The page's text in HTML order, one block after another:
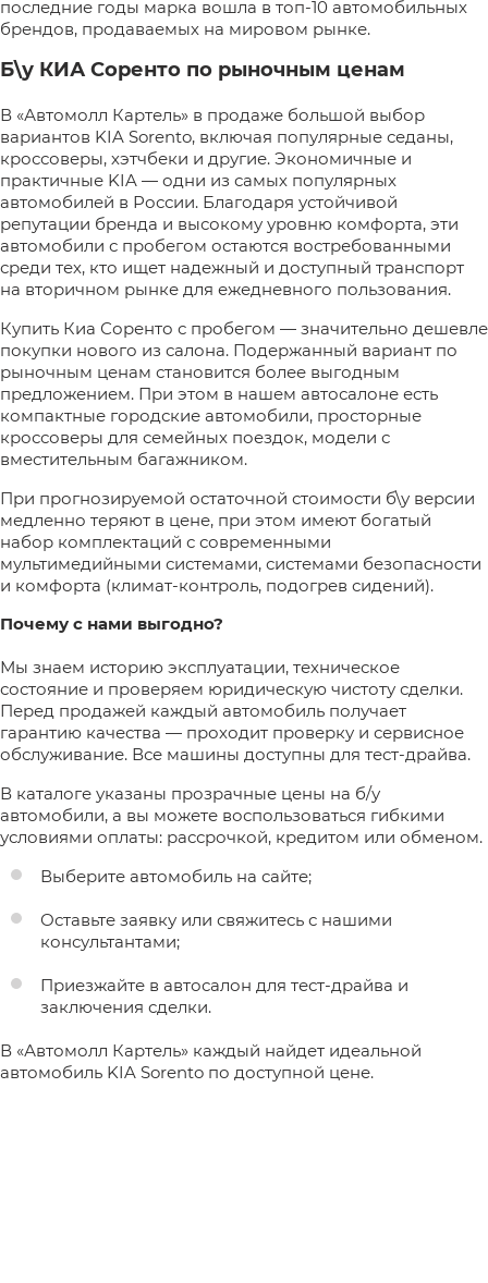
последние годы марка вошла в топ-10 автомобильных
брендов, продаваемых на мировом рынке.
Б\у КИА Соренто по рыночным ценам
В «Автомолл Картель» в продаже большой выбор
вариантов KIA Sorento, включая популярные седаны,
кроссоверы, хэтчбеки и другие. Экономичные и
практичные KIA — одни из самых популярных
автомобилей в России. Благодаря устойчивой
репутации бренда и высокому уровню комфорта, эти
автомобили с пробегом остаются востребованными
среди тех, кто ищет надежный и доступный транспорт
на вторичном рынке для ежедневного пользования.
Купить Киа Соренто с пробегом — значительно дешевле
покупки нового из салона. Подержанный вариант по
рыночным ценам становится более выгодным
предложением. При этом в нашем автосалоне есть
компактные городские автомобили, просторные
кроссоверы для семейных поездок, модели с
вместительным багажником.
При прогнозируемой остаточной стоимости б\у версии
медленно теряют в цене, при этом имеют богатый
набор комплектаций с современными
мультимедийными системами, системами безопасности
и комфорта (климат-контроль, подогрев сидений).
Почему с нами выгодно?
Мы знаем историю эксплуатации, техническое
состояние и проверяем юридическую чистоту сделки.
Перед продажей каждый автомобиль получает
гарантию качества — проходит проверку и сервисное
обслуживание. Все машины доступны для тест-драйва.
В каталоге указаны прозрачные цены на б/у
автомобили, а вы можете воспользоваться гибкими
условиями оплаты: рассрочкой, кредитом или обменом.
Выберите автомобиль на сайте;
Оставьте заявку или свяжитесь с нашими
консультантами;
Приезжайте в автосалон для тест-драйва и
заключения сделки.
В «Автомолл Картель» каждый найдет идеальной
автомобиль KIA Sorento по доступной цене.